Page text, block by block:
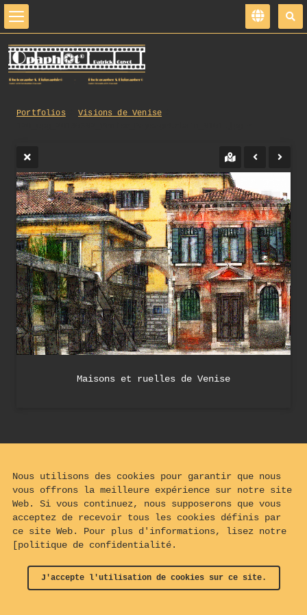
Portfolios
Visions de Venise
Maisons et ruelles de Venise
Nous utilisons des cookies pour garantir que nous
vous offrons la meilleure expérience sur notre site
Web. Si vous continuez, nous supposerons que vous
acceptez de recevoir tous les cookies définis par
ce site Web. Pour plus d'informations, lisez notre
[politique de confidentialité.
J'accepte l'utilisation de cookies sur ce site.